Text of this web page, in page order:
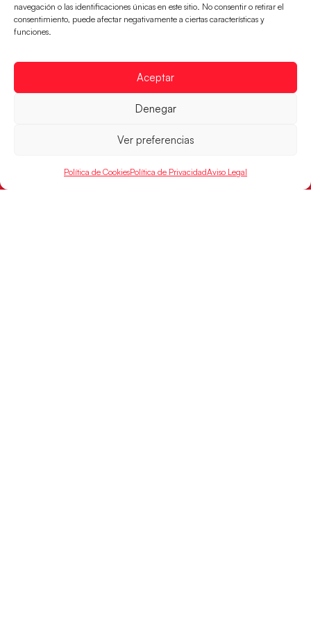
navegación o las identificaciones únicas en este sitio. No consentir o retirar el
consentimiento, puede afectar negativamente a ciertas características y
funciones.
Aceptar
Denegar
Ver preferencias
Política de CookiesPolítica de PrivacidadAviso Legal
CONTACTO
FINANCIADO
RFEBM © 2024. Todos los derechos reservados –
Desarrollado por